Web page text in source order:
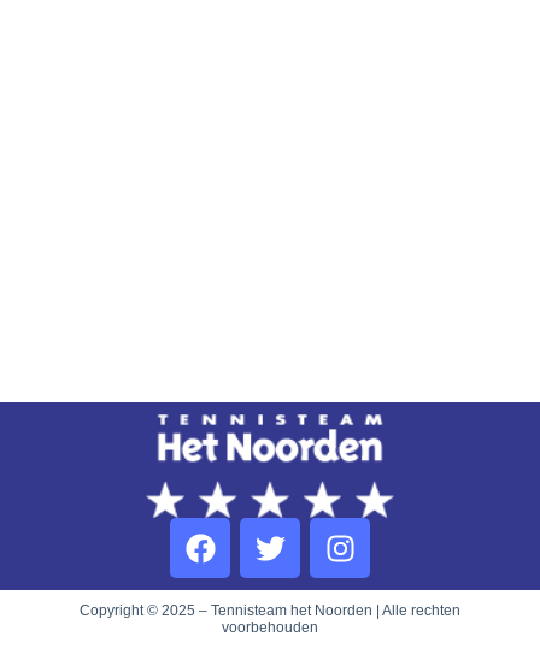
Copyright © 2025 – Tennisteam het Noorden | Alle rechten
voorbehouden